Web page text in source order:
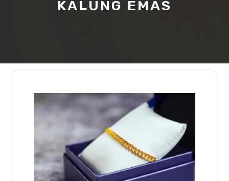
KALUNG EMAS